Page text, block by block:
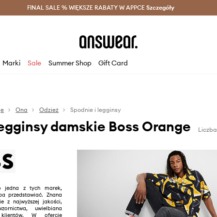
z Answear Club > Dostawa nawet w 24h >
FINAL SALE % WIĘKSZE RABATY W APPCE Szczegóły
Marki Sale Summer Shop Gift Card
Ona Odzież Spodnie i legginsy
damskie Boss Orange
jedna z tych marek,
przedstawiać. Znana
z najwyższej jakości,
uwielbiana
W ofercie